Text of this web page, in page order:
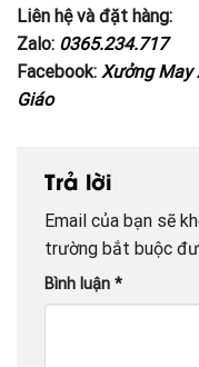
Liên hệ và đặt hàng:
Zalo: 0365.234.717
Facebook: Xưởng May
Giáo
Trả lời
Email của bạn sẽ
trường bắt buộc
Bình luận *